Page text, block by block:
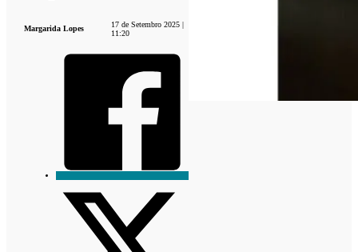
Margarida Lopes
17 de Setembro 2025 |
11:20